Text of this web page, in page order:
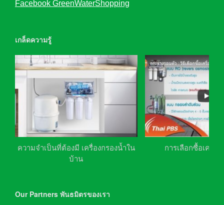
Facebook GreenWaterShopping
เกล็ดความรู้
ความจำเป็นที่ต้องมี เครื่องกรองน้ำใน
บ้าน
การเลือกซื้อเครื่อ
Our Partners พันธมิตรของเรา